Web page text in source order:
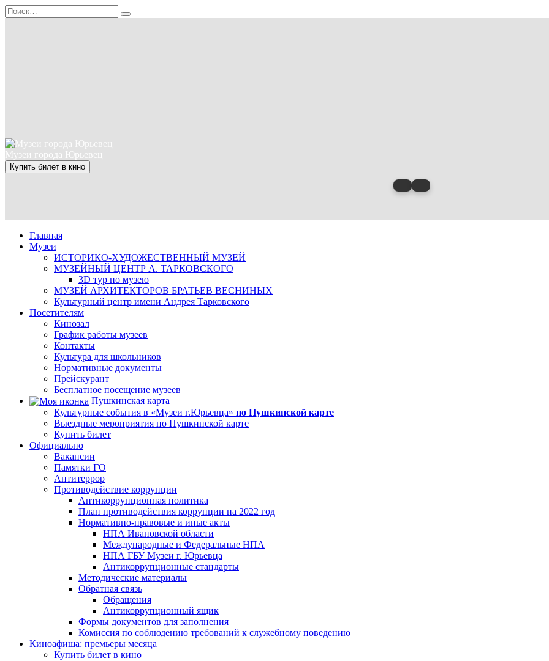
Перейти
к
Search
for:
Музеи города Юрьевец
Купить билет в кино
Главная
Музеи
ИСТОРИКО-ХУДОЖЕСТВЕННЫЙ МУЗЕЙ
МУЗЕЙНЫЙ ЦЕНТР А. ТАРКОВСКОГО
3D тур по музею
МУЗЕЙ АРХИТЕКТОРОВ БРАТЬЕВ ВЕСНИНЫХ
Культурный центр имени Андрея Тарковского
Посетителям
Кинозал
График работы музеев
Контакты
Культура для школьников
Нормативные документы
Прейскурант
Бесплатное посещение музеев
Пушкинская карта
Культурные события в «Музеи г.Юрьевца» по Пушкинской карте
Выездные мероприятия по Пушкинской карте
Купить билет
Официально
Вакансии
Памятки ГО
Антитеррор
Противодействие коррупции
Антикоррупционная политика
План противодействия коррупции на 2022 год
Нормативно-правовые и иные акты
НПА Ивановской области
Международные и Федеральные НПА
НПА ГБУ Музеи г. Юрьевца
Антикоррупционные стандарты
Методические материалы
Обратная связь
Обращения
Антикоррупционный ящик
Формы документов для заполнения
Комиссия по соблюдению требований к служебному поведению
Киноафиша: премьеры месяца
Купить билет в кино